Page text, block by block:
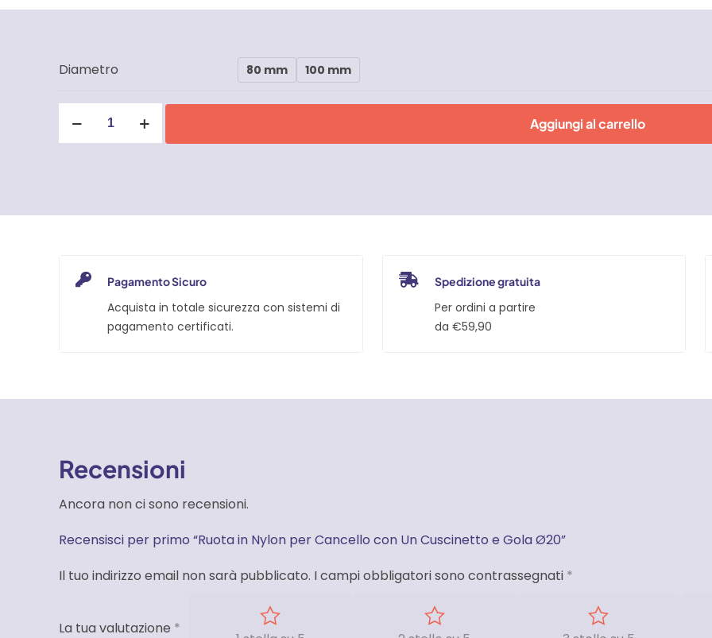
Diametro 80 mm 100 mm
Gola
quantità
Aggiungi al carrello
Pagamento Sicuro
Acquista in totale sicurezza con sistemi di
pagamento certificati.
Spedizione gratuita
Per ordini a partire
da €59,90
Recensioni
Ancora non ci sono recensioni.
Recensisci per primo “Ruota in Nylon per Cancello con Un Cuscinetto e Gola Ø20”
Il tuo indirizzo email non sarà pubblicato. I campi obbligatori sono contrassegnati *
La tua valutazione *